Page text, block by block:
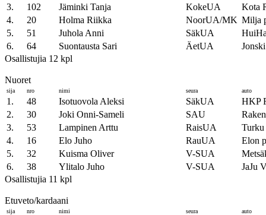
3.
102 Jäminki Tanja KokeUA
Kota
4.
20 Holma Riikka NoorUA/MK Milja
5.
51 Juhola Anni SäkUA
6.
64 Suontausta Sari ÄetUA
Osallistujia 12 kpl
Nuoret
sija nro nimi seura auto
1. 48 Isotuovola Aleksi SäkUA
HKP
2.
30 Joki Onni-Sameli SAU
3.
53 Lampinen Arttu RaisUA
Turku
4.
16 Elo Juho RauUA
Elon
5.
32 Kuisma Oliver V-SUA
6.
38 Ylitalo Juho V-SUA
JaJu
Osallistujia 11 kpl
Etuveto/kardaani
sija nro nimi seura auto